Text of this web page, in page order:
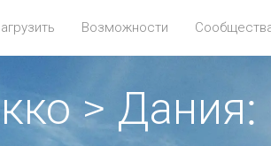
Возможности
>